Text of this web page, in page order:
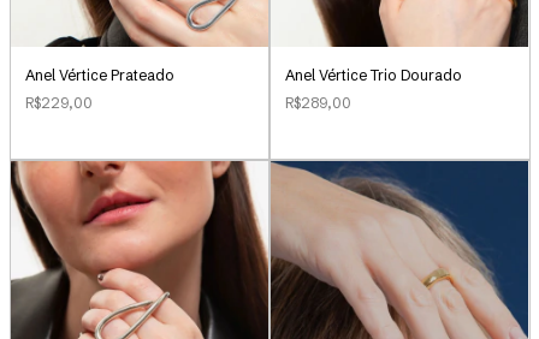
Anel Vértice Prateado
R$229,00
Anel Vértice Trio Dourado
R$289,00